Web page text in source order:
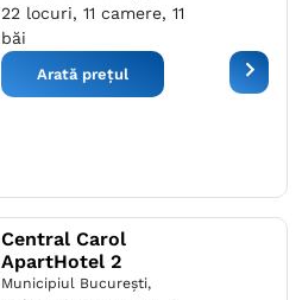
22 locuri, 11 camere, 11
băi
Arată prețul
Central Carol
ApartHotel 2
Municipiul București,